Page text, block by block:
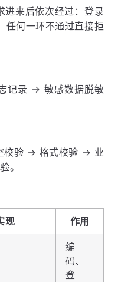
进来后依次经过：登录
何一环不通过直接拒
记录 → 敏感数据脱敏
校验 → 格式校验 → 业
。
现 作用
编
码、
登